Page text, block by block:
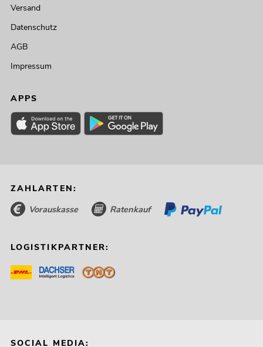
Versand
Datenschutz
AGB
Impressum
APPS
ZAHLARTEN:
Vorauskasse Ratenkauf
LOGISTIKPARTNER:
SOCIAL MEDIA: